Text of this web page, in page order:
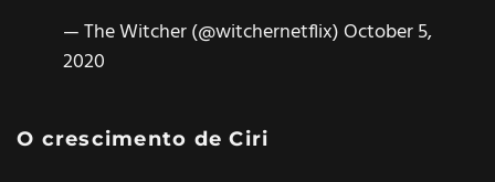
— The Witcher (@witchernetflix) October 5,
2020
O crescimento de Ciri